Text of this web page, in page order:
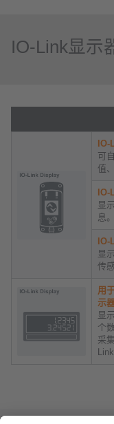
IO-Link显示
IO-
可
值
IO-
显
息。
IO-
显
传
用
示
显
个
采